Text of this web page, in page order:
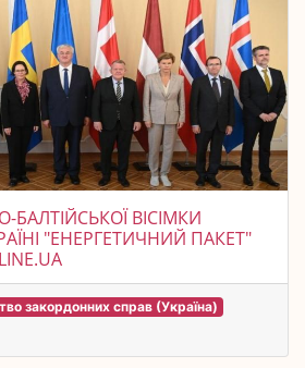
ВІСІМКИ
"ЕНЕРГЕТИЧНИЙ ПАКЕТ"
закордонних справ (Україна)